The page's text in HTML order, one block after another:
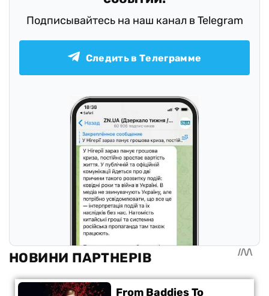
Подписывайтесь на наш канал в Telegram
Следить в Телеграмме